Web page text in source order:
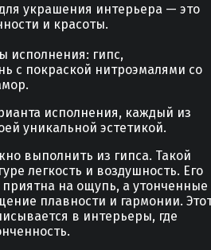
украшения интерьера — это
и красоты.
исполнения: гипс,
с покраской нитроэмалями со
исполнения, каждый из
уникальной эстетикой.
выполнить из гипса. Такой
легкость и воздушность. Его
приятна на ощупь, а утонченные
плавности и гармонии.
в интерьеры, где